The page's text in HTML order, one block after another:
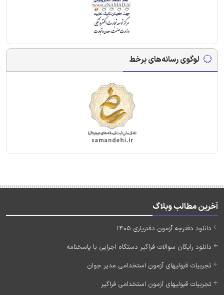
لوگوی رسانه‌های برخط
آخرین مطالب وبلاگ
دانلود دفترچه آزمون دفتریاری 1405
دانلود رایگان سوالات فراگیر دستگاه اجرایی با پاسخنامه
تجربیات قبولیهای آزمون استخدامی مدیر جوان
تجربیات قبولیهای آزمون استخدامی فراگیر